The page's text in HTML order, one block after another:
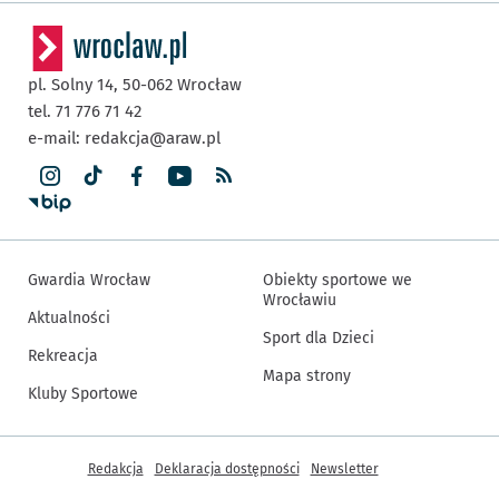
pl. Solny 14, 50-062 Wrocław
tel. 71 776 71 42
e-mail: redakcja@araw.pl
Gwardia Wrocław
Aktualności
Rekreacja
Kluby Sportowe
Obiekty sportowe we
Wrocławiu
Sport dla Dzieci
Mapa strony
Inne informacje
Redakcja Deklaracja dostępności Newsletter